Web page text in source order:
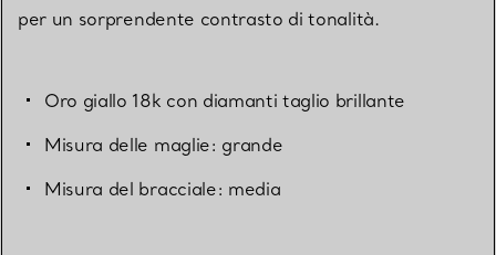
per un sorprendente contrasto di tonalità.
Oro giallo 18k con diamanti taglio brillante
Misura delle maglie: grande
Misura del bracciale: media